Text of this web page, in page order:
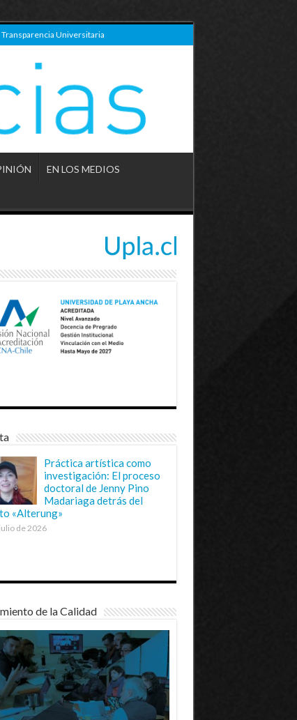
Transparencia Universitaria
EN LOS MEDIOS
Práctica artística como
investigación: El proceso
doctoral de Jenny Pino
Madariaga detrás del
«Alterung»
de 2026
de la Calidad